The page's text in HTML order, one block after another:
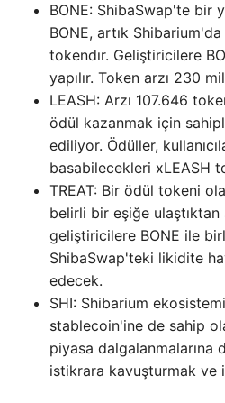
BONE: ShibaSwap'te bir
BONE, artık
tokendır. Geliştiricilere
yapılır. Token arzı 230
LEASH: Arzı 107.646
ödül kazanmak için
ediliyor. Ödüller,
basabilecekleri xLEASH
TREAT: Bir ödül tokeni
belirli bir eşiğe ulaştıktan
geliştiricilere BONE ile
ShibaSwap'teki likidite
edecek.
SHI: Shibarium
stablecoin'ine de sahip
piyasa dalgalanmalarına
istikrara kavuşturmak ve